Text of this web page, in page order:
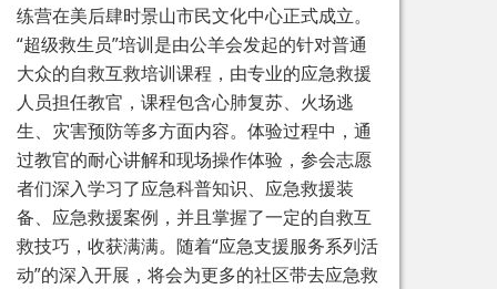
练营在美后肆时景山市民文化中心正式成立。
“超级救生员”培训是由公羊会发起的针对普通
大众的自救互救培训课程，由专业的应急救援
人员担任教官，课程包含心肺复苏、火场逃
生、灾害预防等多方面内容。体验过程中，通
过教官的耐心讲解和现场操作体验，参会志愿
者们深入学习了应急科普知识、应急救援装
备、应急救援案例，并且掌握了一定的自救互
救技巧，收获满满。随着“应急支援服务系列活
动”的深入开展，将会为更多的社区带去应急救